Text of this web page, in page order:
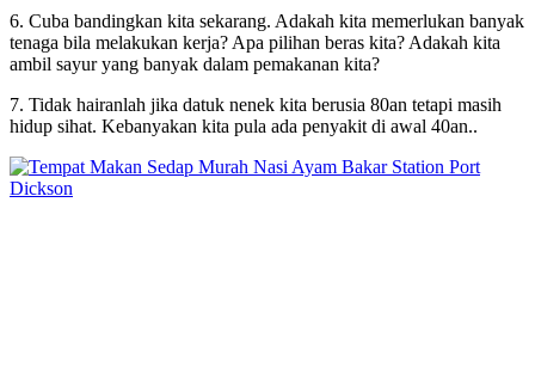
6. Cuba bandingkan kita sekarang. Adakah kita memerlukan banyak
tenaga bila melakukan kerja? Apa pilihan beras kita? Adakah kita
ambil sayur yang banyak dalam pemakanan kita?
7. Tidak hairanlah jika datuk nenek kita berusia 80an tetapi masih
hidup sihat. Kebanyakan kita pula ada penyakit di awal 40an..